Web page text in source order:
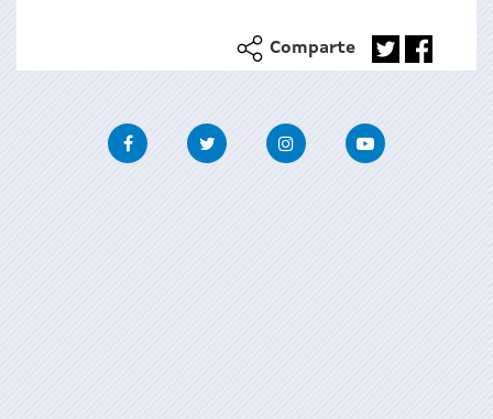
Comparte
FacebookTwitter InstagramYoutube